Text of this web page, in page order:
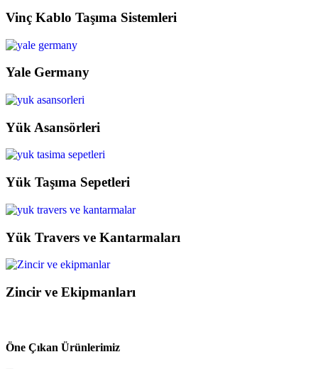
Vinç Kablo Taşıma Sistemleri
Yale Germany
Yük Asansörleri
Yük Taşıma Sepetleri
Yük Travers ve Kantarmaları
Zincir ve Ekipmanları
Öne Çıkan Ürünlerimiz